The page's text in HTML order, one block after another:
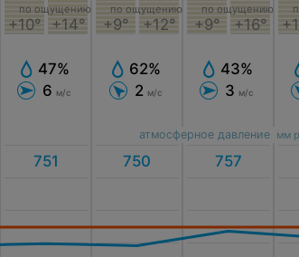
+10° +14°
по ощущению
47%
6 м/с
+9° +12°
по ощущению
62%
2 м/с
+9° +16°
по ощущению
43%
3 м/с
атмосферное давление мм